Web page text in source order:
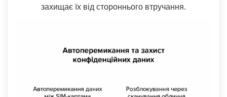
захищає їх від стороннього втручання.